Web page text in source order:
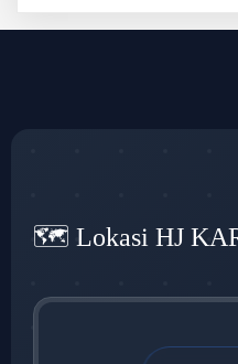
🗺️ Lokasi HJ